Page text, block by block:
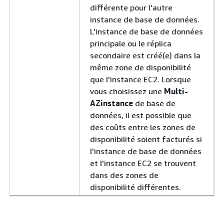
différente pour l'autre
instance de base de données.
L'instance de base de données
principale ou le réplica
secondaire est créé(e) dans la
même zone de disponibilité
que l'instance EC2. Lorsque
vous choisissez une Multi-
AZinstance de base de
données, il est possible que
des coûts entre les zones de
disponibilité soient facturés si
l'instance de base de données
et l'instance EC2 se trouvent
dans des zones de
disponibilité différentes.